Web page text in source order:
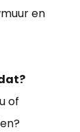
en
of